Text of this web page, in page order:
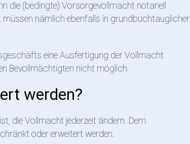
die (bedingte) Vorsorgevollmacht notariell
nämlich ebenfalls in grundbuchtauglicher
eine Ausfertigung der Vollmacht
Bevollmächtigten nicht möglich.
werden?
die Vollmacht jederzeit ändern. Dem
oder erweitert werden.